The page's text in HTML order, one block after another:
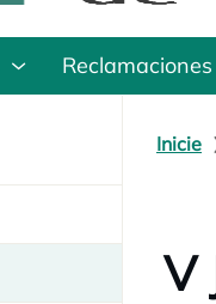
Reclamaciones
Inicie
V